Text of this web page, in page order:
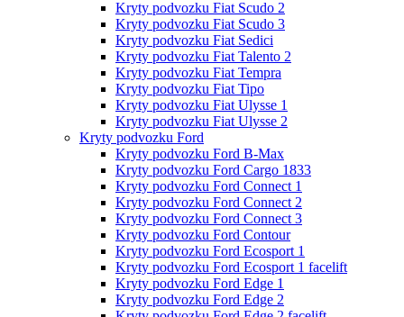
Kryty podvozku Fiat Scudo 2
Kryty podvozku Fiat Scudo 3
Kryty podvozku Fiat Sedici
Kryty podvozku Fiat Talento 2
Kryty podvozku Fiat Tempra
Kryty podvozku Fiat Tipo
Kryty podvozku Fiat Ulysse 1
Kryty podvozku Fiat Ulysse 2
Kryty podvozku Ford
Kryty podvozku Ford B-Max
Kryty podvozku Ford Cargo 1833
Kryty podvozku Ford Connect 1
Kryty podvozku Ford Connect 2
Kryty podvozku Ford Connect 3
Kryty podvozku Ford Contour
Kryty podvozku Ford Ecosport 1
Kryty podvozku Ford Ecosport 1 facelift
Kryty podvozku Ford Edge 1
Kryty podvozku Ford Edge 2